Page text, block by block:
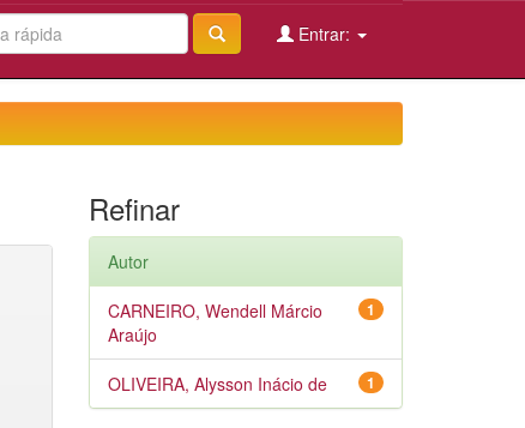
Entrar:
Refinar
Autor
1
CARNEIRO, Wendell Márcio
Araújo
1
OLIVEIRA, Alysson Inácio de